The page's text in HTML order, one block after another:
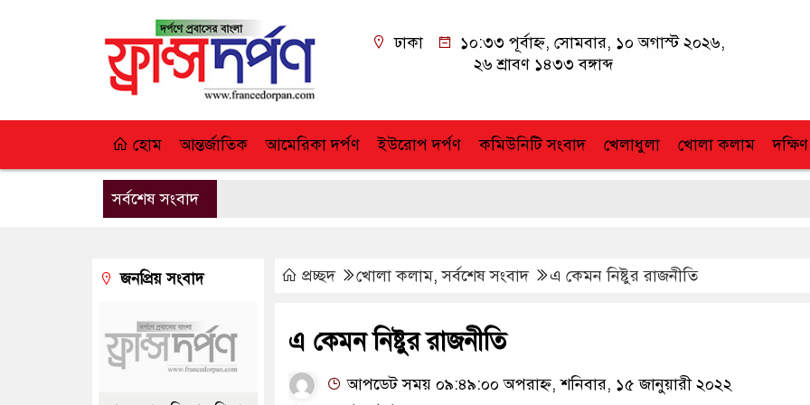
ঢাকা
১০:৩৩ পূর্বাহ্ন, সোমবার, ১০ অগাস্ট ২০২৬,
২৬ শ্রাবণ ১৪৩৩ বঙ্গাব্দ
হোম আন্তর্জাতিক আমেরিকা দর্পণ ইউরোপ দর্পণ কমিউনিটি সংবাদ খেলাধুলা খোলা কলাম
সর্বশেষ সংবাদ
প্রচ্ছদ খোলা কলাম,সর্বশেষ সংবাদ এ কেমন নিষ্টুর রাজনীতি
এ কেমন নিষ্টুর রাজনীতি
আপডেট সময় ০৯:৪৯:০০ অপরাহ্ন, শনিবার, ১৫ জানুয়ারী ২০২২
জনপ্রিয় সংবাদ